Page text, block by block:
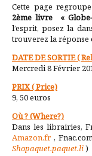
Cette page
2ème livre «
l’esprit, posez la
trouverez la réponse
DATE DE SORTIE (
Mercredi 8 Février
PRIX ( Price)
9, 50 euros
Où ? (Where?)
Dans les librairies,
Amazon.fr,
Shopaquet.paquet.li)